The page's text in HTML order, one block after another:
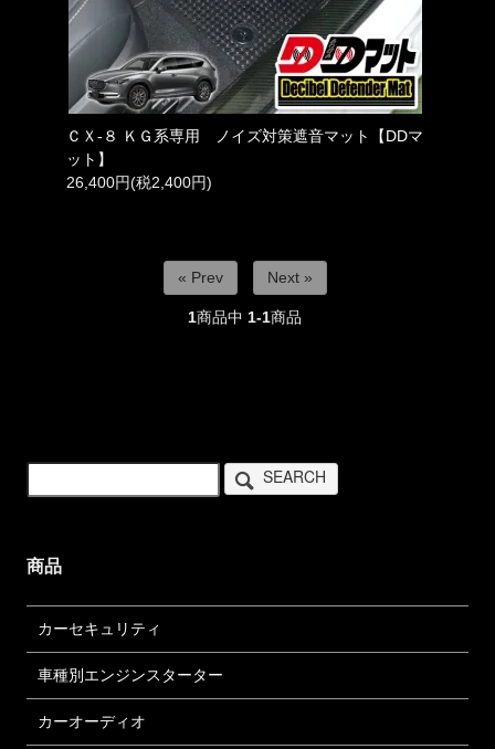
ＣＸ-８ ＫＧ系専用 ノイズ対策遮音マット【DDマ
ット】
26,400円(税2,400円)
« Prev Next »
1商品中 1-1商品
SEARCH
商品
カーセキュリティ
車種別エンジンスターター
カーオーディオ